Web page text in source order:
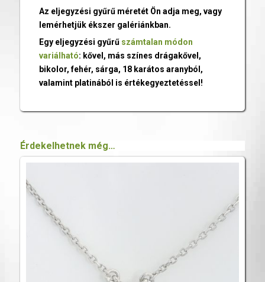
Az eljegyzési gyűrű méretét Ön adja meg, vagy
lemérhetjük ékszer galériánkban.
Egy eljegyzési gyűrű számtalan módon
variálható: kővel, más színes drágakővel,
bikolor, fehér, sárga, 18 karátos aranyból,
valamint platinából is értékegyeztetéssel!
Érdekelhetnek még…